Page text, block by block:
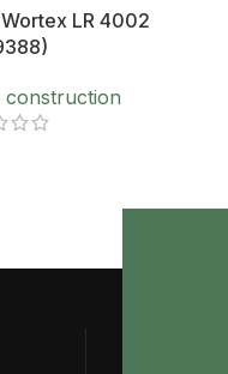
LR 4002
construction